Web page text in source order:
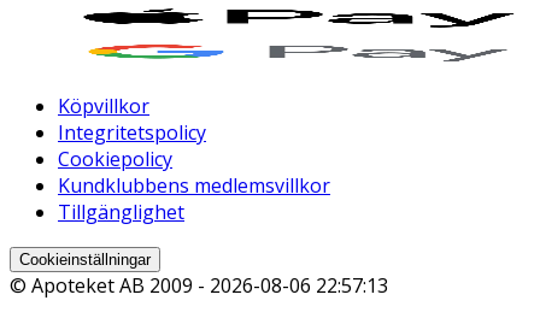
Köpvillkor
Integritetspolicy
Cookiepolicy
Kundklubbens medlemsvillkor
Tillgänglighet
Cookieinställningar
© Apoteket AB 2009 - 2026-08-06 22:57:13